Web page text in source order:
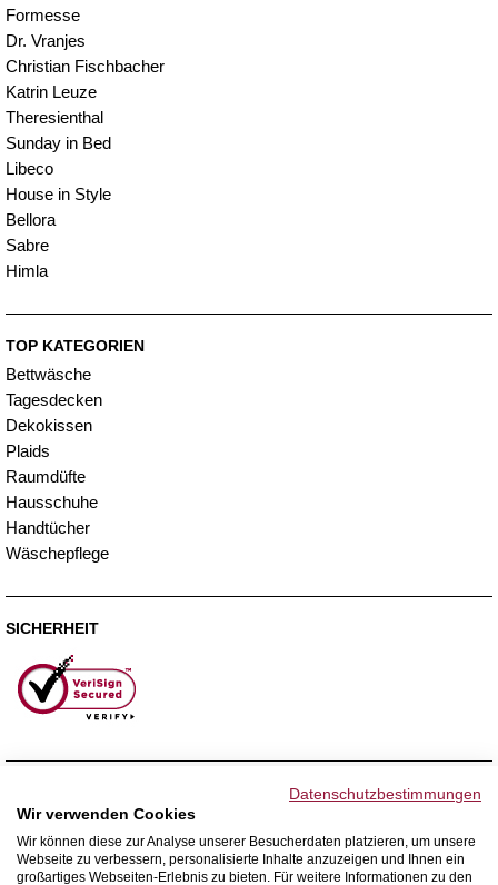
Formesse
Dr. Vranjes
Christian Fischbacher
Katrin Leuze
Theresienthal
Sunday in Bed
Libeco
House in Style
Bellora
Sabre
Himla
TOP KATEGORIEN
Bettwäsche
Tagesdecken
Dekokissen
Plaids
Raumdüfte
Hausschuhe
Handtücher
Wäschepflege
SICHERHEIT
WIR VERSENDEN MIT
Datenschutzbestimmungen
Wir verwenden Cookies
Wir können diese zur Analyse unserer Besucherdaten platzieren, um unsere
Webseite zu verbessern, personalisierte Inhalte anzuzeigen und Ihnen ein
großartiges Webseiten-Erlebnis zu bieten. Für weitere Informationen zu den